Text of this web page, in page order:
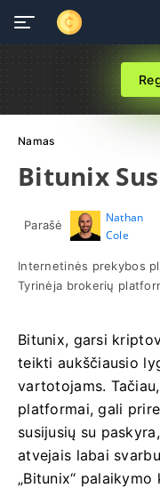
Namas
Bitunix
Parašė
Nathan
Cole
Internetinės prekybos
Tyrinėja brokerių
Bitunix, garsi
teikti aukščiausio
vartotojams.
platformai, gali
susijusių su
atvejais labai
„Bitunix“